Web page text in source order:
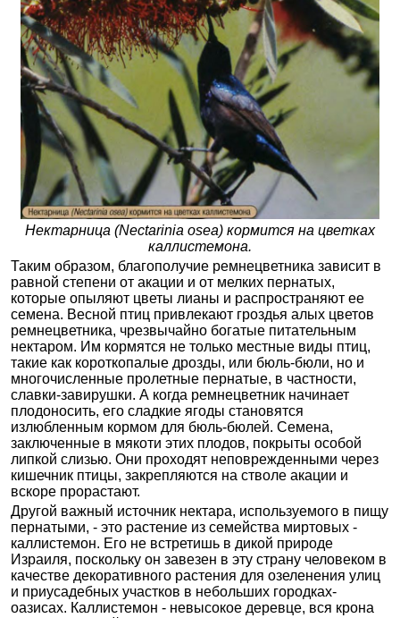
Нектарница (Nectarinia osea) кормится на цветках
каллистемона.
Таким образом, благополучие ремнецветника зависит в
равной степени от акации и от мелких пернатых,
которые опыляют цветы лианы и распространяют ее
семена. Весной птиц привлекают гроздья алых цветов
ремнецветника, чрезвычайно богатые питательным
нектаром. Им кормятся не только местные виды птиц,
такие как короткопалые дрозды, или бюль-бюли, но и
многочисленные пролетные пернатые, в частности,
славки-завирушки. А когда ремнецветник начинает
плодоносить, его сладкие ягоды становятся
излюбленным кормом для бюль-бюлей. Семена,
заключенные в мякоти этих плодов, покрыты особой
липкой слизью. Они проходят неповрежденными через
кишечник птицы, закрепляются на стволе акации и
вскоре прорастают.
Другой важный источник нектара, используемого в пищу
пернатыми, - это растение из семейства миртовых -
каллистемон. Его не встретишь в дикой природе
Израиля, поскольку он завезен в эту страну человеком в
качестве декоративного растения для озеленения улиц
и приусадебных участков в небольших городках-
оазисах. Каллистемон - невысокое деревце, вся крона